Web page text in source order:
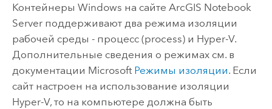
Контейнеры Windows на сайте ArcGIS Notebook
Serverподдерживают два режима изоляции
рабочей среды - процесс (process) и Hyper-V.
Дополнительные сведения о режимах см. в
документации Microsoft Режимы изоляции. Если
сайт настроен на использование изоляции
Hyper-V, то на компьютере должна быть